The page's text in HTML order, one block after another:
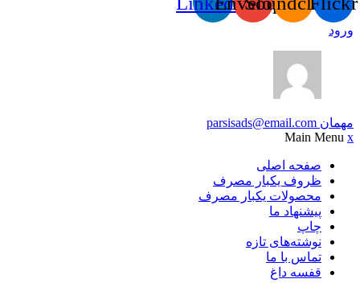
ورود
مهمان parsisads@email.com
Main Menu x
صفحه اصلی
ظروف یکبار مصرف
محصولات یکبار مصرف
پیشنهاد ما
چاپ
نوشته‌های تازه
تماس با ما
قفسه داغ